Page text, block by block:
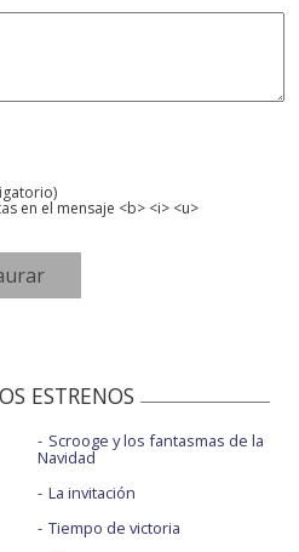
en el mensaje <b> <i> <u>
ESTRENOS
Scrooge y los fantasmas de la
Navidad
La invitación
Tiempo de victoria